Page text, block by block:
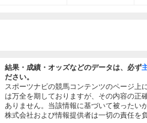
結果・成績・オッズなどのデータは、必ず
ださい。
スポーツナビの競馬コンテンツのページ上
は万全を期しておりますが、その内容の正
ありません。当該情報に基づいて被ったい
株式会社および情報提供者は一切の責任を